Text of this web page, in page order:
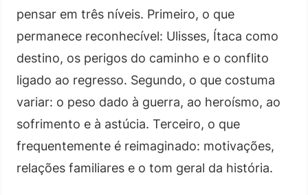
pensar em três níveis. Primeiro, o que
permanece reconhecível: Ulisses, Ítaca como
destino, os perigos do caminho e o conflito
ligado ao regresso. Segundo, o que costuma
variar: o peso dado à guerra, ao heroísmo, ao
sofrimento e à astúcia. Terceiro, o que
frequentemente é reimaginado: motivações,
relações familiares e o tom geral da história.